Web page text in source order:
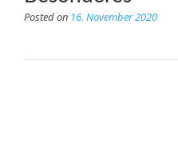
Posted on 16. November 2020